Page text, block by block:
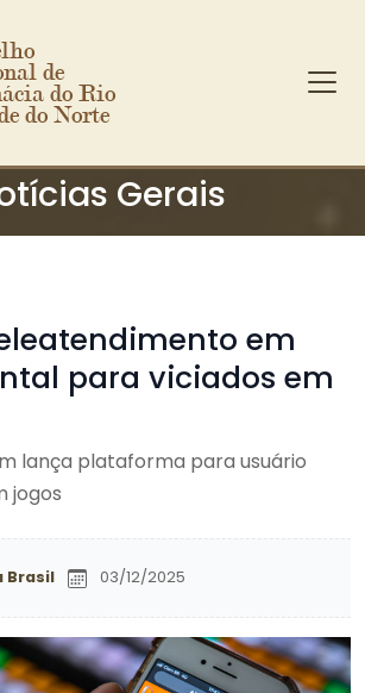
principal
de
do Rio
do Norte
Gerais
em
para viciados em
lança plataforma para usuário
jogos
Brasil 03/12/2025